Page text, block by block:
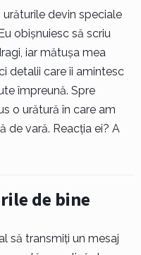
urăturile devin speciale
obișnuiesc să scriu
iar mătușa mea
detalii care îi amintesc
împreună. Spre
o urătură în care am
de vară. Reacția ei? A
de bine
să transmiți un mesaj